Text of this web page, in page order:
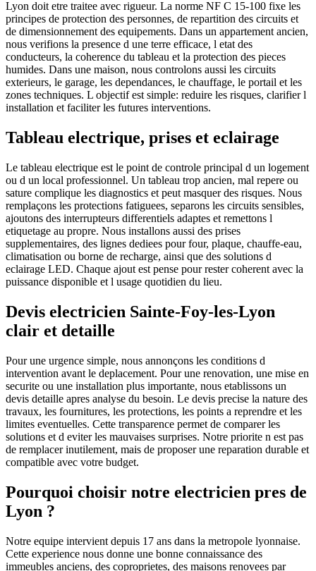
Lyon doit etre traitee avec rigueur. La norme NF C 15-100 fixe les
principes de protection des personnes, de repartition des circuits et
de dimensionnement des equipements. Dans un appartement ancien,
nous verifions la presence d une terre efficace, l etat des
conducteurs, la coherence du tableau et la protection des pieces
humides. Dans une maison, nous controlons aussi les circuits
exterieurs, le garage, les dependances, le chauffage, le portail et les
zones techniques. L objectif est simple: reduire les risques, clarifier l
installation et faciliter les futures interventions.
Tableau electrique, prises et eclairage
Le tableau electrique est le point de controle principal d un logement
ou d un local professionnel. Un tableau trop ancien, mal repere ou
sature complique les diagnostics et peut masquer des risques. Nous
remplaçons les protections fatiguees, separons les circuits sensibles,
ajoutons des interrupteurs differentiels adaptes et remettons l
etiquetage au propre. Nous installons aussi des prises
supplementaires, des lignes dediees pour four, plaque, chauffe-eau,
climatisation ou borne de recharge, ainsi que des solutions d
eclairage LED. Chaque ajout est pense pour rester coherent avec la
puissance disponible et l usage quotidien du lieu.
Devis electricien Sainte-Foy-les-Lyon
clair et detaille
Pour une urgence simple, nous annonçons les conditions d
intervention avant le deplacement. Pour une renovation, une mise en
securite ou une installation plus importante, nous etablissons un
devis detaille apres analyse du besoin. Le devis precise la nature des
travaux, les fournitures, les protections, les points a reprendre et les
limites eventuelles. Cette transparence permet de comparer les
solutions et d eviter les mauvaises surprises. Notre priorite n est pas
de remplacer inutilement, mais de proposer une reparation durable et
compatible avec votre budget.
Pourquoi choisir notre electricien pres de
Lyon ?
Notre equipe intervient depuis 17 ans dans la metropole lyonnaise.
Cette experience nous donne une bonne connaissance des
immeubles anciens, des coproprietes, des maisons renovees par